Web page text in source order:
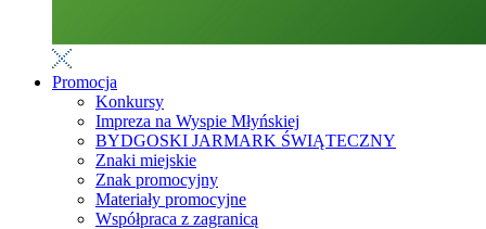
Promocja
Konkursy
Impreza na Wyspie Młyńskiej
BYDGOSKI JARMARK ŚWIĄTECZNY
Znaki miejskie
Znak promocyjny
Materiały promocyjne
Współpraca z zagranicą